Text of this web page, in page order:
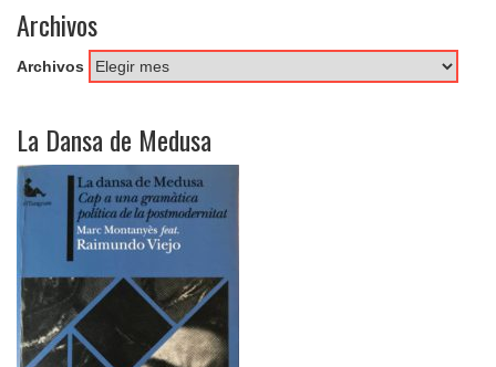
Archivos
Archivos
La Dansa de Medusa